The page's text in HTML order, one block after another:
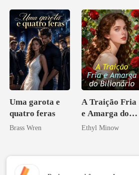
da Híbrida
Uma garota e
quatro feras
Brass Wren
A Traição Fria
e Amarga do
Bilionário
Ethyl Minow